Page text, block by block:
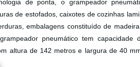
de ponta, o grampeador
de estofados, caixotes de cozinhas
embalagens constituído de
pneumático tem capacidade
altura de 142 metros e largura de 40